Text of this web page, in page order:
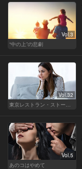
Vol.3
“中の上”の悲劇
Vol.32
Vol.5
あのコはやめて